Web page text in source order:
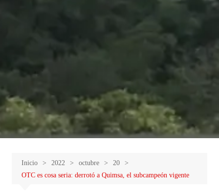
Inicio 2022 octubre
20
OTC es cosa seria: derrotó a Quimsa, el subcampeón vigente